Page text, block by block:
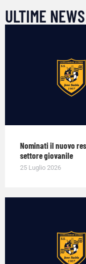
ULTIME NEWS
Nominati il nuovo
settore giovanile
25 Luglio 2026